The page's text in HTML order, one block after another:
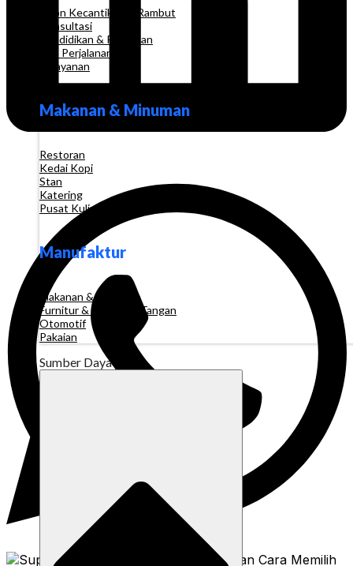
Salon Kecantikan & Rambut
Konsultasi
Pendidikan & Pelatihan
Biro Perjalanan
Pelayanan
Makanan & Minuman
Restoran
Kedai Kopi
Stan
Katering
Pusat Kuliner
Manufaktur
Makanan & Minuman
Furnitur & Kerajinan Tangan
Otomotif
Pakaian
Sumber Daya